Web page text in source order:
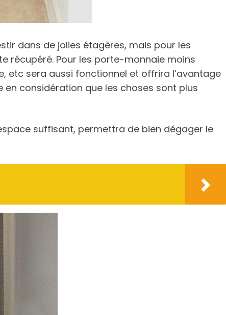
dans de jolies étagères, mais pour les
récupéré. Pour les porte-monnaie moins
etc sera aussi fonctionnel et offrira l’avantage
en considération que les choses sont plus
suffisant, permettra de bien dégager le